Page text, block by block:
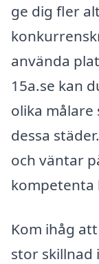
ge dig fler
använda
15a.se kan
olika
dessa
och väntar
kompetenta
Kom ihåg
stor skillnad